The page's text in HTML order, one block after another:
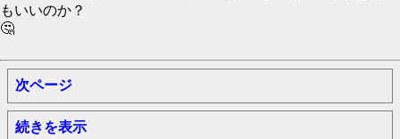
もいいのか？
🤔
次ページ
続きを表示